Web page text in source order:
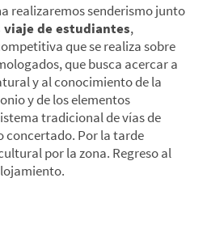
realizaremos senderismo junto
de estudiantes,
que se realiza sobre
que busca acercar a
y al conocimiento de la
y de los elementos
tradicional de vías de
concertado. Por la tarde
por la zona. Regreso al